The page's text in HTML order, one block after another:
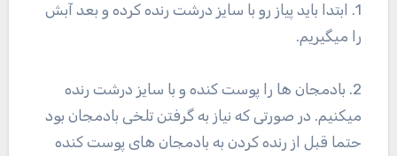
1. ابتدا باید پیاز رو با سایز درشت رنده کرده و بعد آبش
را میگیریم.
2. بادمجان ها را پوست کنده و با سایز درشت رنده
میکنیم. در صورتی که نیاز به گرفتن تلخی بادمجان بود
حتما قبل از رنده کردن به بادمجان های پوست کنده